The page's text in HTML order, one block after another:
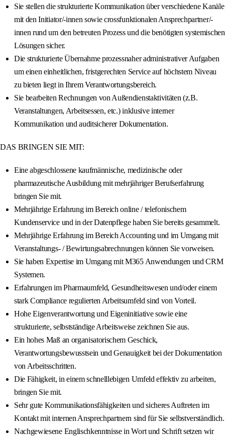
Sie stellen die strukturierte Kommunikation über verschiedene Kanäle
mit den Initiator/-innen sowie crossfunktionalen Ansprechpartner/-
innen rund um den betreuten Prozess und die benötigten systemischen
Lösungen sicher.
Die strukturierte Übernahme prozessnaher administrativer Aufgaben
um einen einheitlichen, fristgerechten Service auf höchstem Niveau
zu bieten liegt in Ihrem Verantwortungsbereich.
Sie bearbeiten Rechnungen von Außendienstaktivitäten (z.B.
Veranstaltungen, Arbeitsessen, etc.) inklusive interner
Kommunikation und auditsicherer Dokumentation.
DAS BRINGEN SIE MIT:
Eine abgeschlossene kaufmännische, medizinische oder
pharmazeutische Ausbildung mit mehrjähriger Berufserfahrung
bringen Sie mit.
Mehrjährige Erfahrung im Bereich online / telefonischem
Kundenservice und in der Datenpflege haben Sie bereits gesammelt.
Mehrjährige Erfahrung im Bereich Accounting und im Umgang mit
Veranstaltungs- / Bewirtungsabrechnungen können Sie vorweisen.
Sie haben Expertise im Umgang mit M365 Anwendungen und CRM
Systemen.
Erfahrungen im Pharmaumfeld, Gesundheitswesen und/oder einem
stark Compliance regulierten Arbeitsumfeld sind von Vorteil.
Hohe Eigenverantwortung und Eigeninitiative sowie eine
strukturierte, selbstständige Arbeitsweise zeichnen Sie aus.
Ein hohes Maß an organisatorischem Geschick,
Verantwortungsbewusstsein und Genauigkeit bei der Dokumentation
von Arbeitsschritten.
Die Fähigkeit, in einem schnelllebigen Umfeld effektiv zu arbeiten,
bringen Sie mit.
Sehr gute Kommunikationsfähigkeiten und sicheres Auftreten im
Kontakt mit internen Ansprechpartnern sind für Sie selbstverständlich.
Nachgewiesene Englischkenntnisse in Wort und Schrift setzen wir